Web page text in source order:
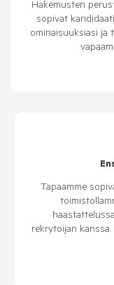
Hakemusten
sopivat
ominaisuuksiasi ja
Tapaamme
rekrytoijan